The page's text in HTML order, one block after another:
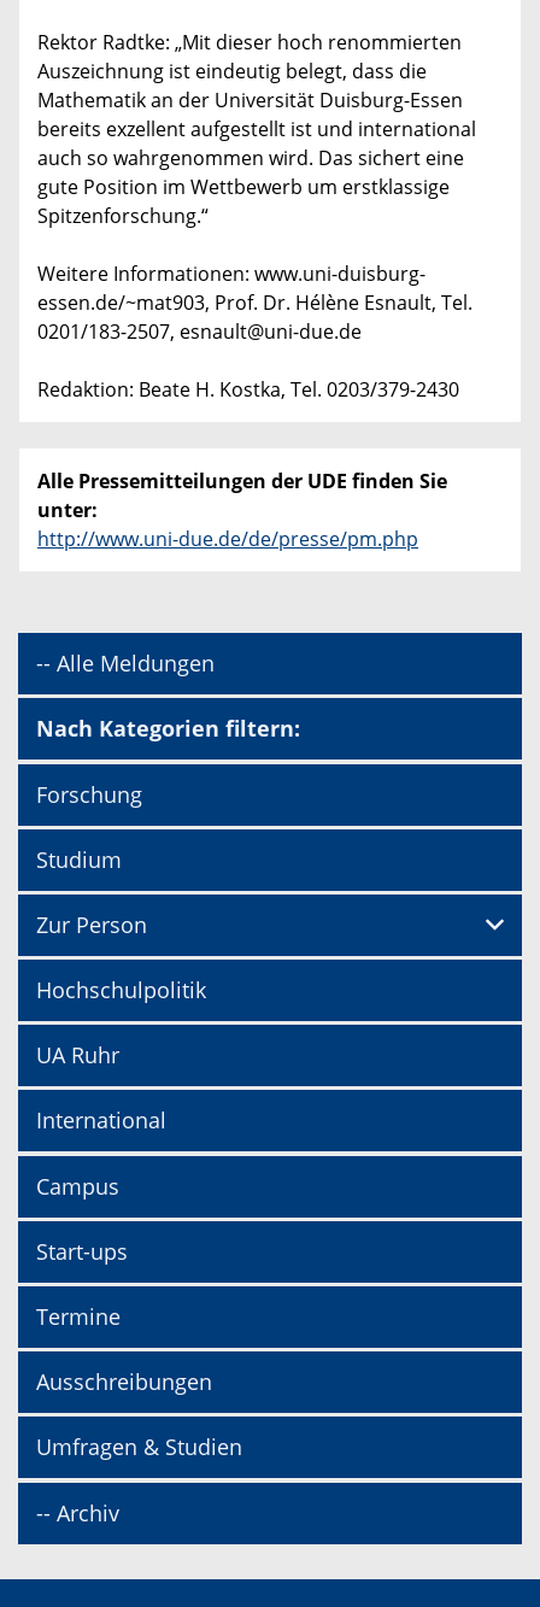
Rektor Radtke: „Mit dieser hoch renommierten
Auszeichnung ist eindeutig belegt, dass die
Mathematik an der Universität Duisburg-Essen
bereits exzellent aufgestellt ist und international
auch so wahrgenommen wird. Das sichert eine
gute Position im Wettbewerb um erstklassige
Spitzenforschung.“
Weitere Informationen: www.uni-duisburg-
essen.de/~mat903, Prof. Dr. Hélène Esnault, Tel.
0201/183-2507, esnault@uni-due.de
Redaktion: Beate H. Kostka, Tel. 0203/379-2430
Alle Pressemitteilungen der UDE finden Sie
unter:
http://www.uni-due.de/de/presse/pm.php
-- Alle Meldungen
Nach Kategorien filtern:
Forschung
Studium
Zur Person
Hochschulpolitik
UA Ruhr
International
Campus
Start-ups
Termine
Ausschreibungen
Umfragen & Studien
-- Archiv